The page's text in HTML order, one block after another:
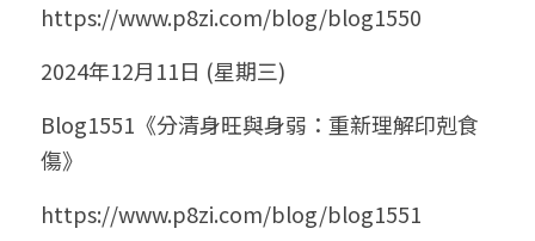
https://www.p8zi.com/blog/blog1550
2024年12月11日 (星期三)
Blog1551《分清身旺與身弱：重新理解印剋食
傷》
https://www.p8zi.com/blog/blog1551